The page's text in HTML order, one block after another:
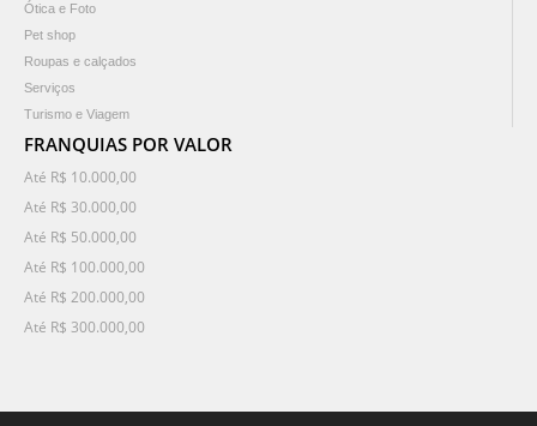
Ótica e Foto
Pet shop
Roupas e calçados
Serviços
Turismo e Viagem
FRANQUIAS POR VALOR
Até R$ 10.000,00
Até R$ 30.000,00
Até R$ 50.000,00
Até R$ 100.000,00
Até R$ 200.000,00
Até R$ 300.000,00